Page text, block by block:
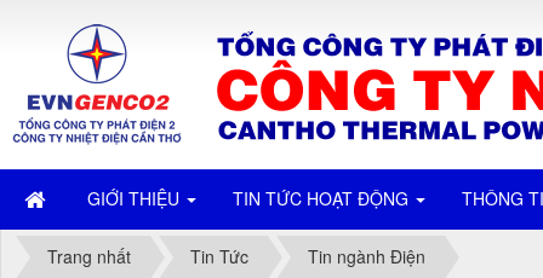
GIỚI THIỆU TIN TỨC HOẠT ĐỘNG THÔNG
Trang nhất Tin Tức Tin ngành Điện